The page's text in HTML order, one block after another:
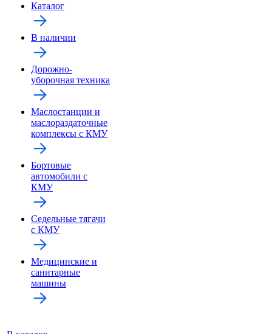
Каталог
В наличии
Дорожно-
уборочная техника
Маслостанции и
маслораздаточные
комплексы с КМУ
Бортовые
автомобили с
КМУ
Седельные тягачи
с КМУ
Медицинские и
санитарные
машины